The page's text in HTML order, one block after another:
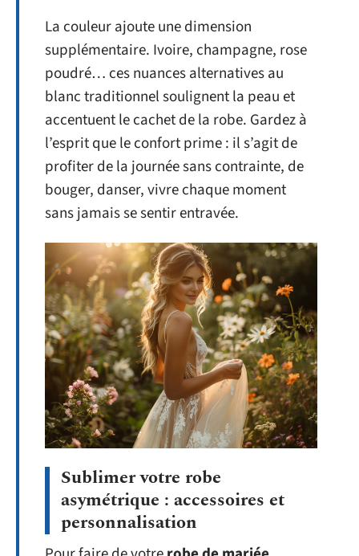
La couleur ajoute une dimension
supplémentaire. Ivoire, champagne, rose
poudré… ces nuances alternatives au
blanc traditionnel soulignent la peau et
accentuent le cachet de la robe. Gardez à
l’esprit que le confort prime : il s’agit de
profiter de la journée sans contrainte, de
bouger, danser, vivre chaque moment
sans jamais se sentir entravée.
Sublimer votre robe
asymétrique : accessoires et
personnalisation